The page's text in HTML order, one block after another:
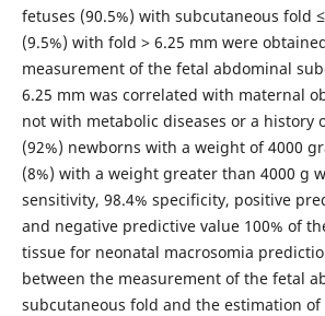
fetuses (90.5%) with subcutaneous fold
(9.5%) with fold ˃ 6.25 mm were
measurement of the fetal abdominal
6.25 mm was correlated with maternal
not with metabolic diseases or a history
(92%) newborns with a weight of 4000
(8%) with a weight greater than 4000 g
sensitivity, 98.4% specificity, positive
and negative predictive value 100% of
tissue for neonatal macrosomia
between the measurement of the fetal
subcutaneous fold and the estimation